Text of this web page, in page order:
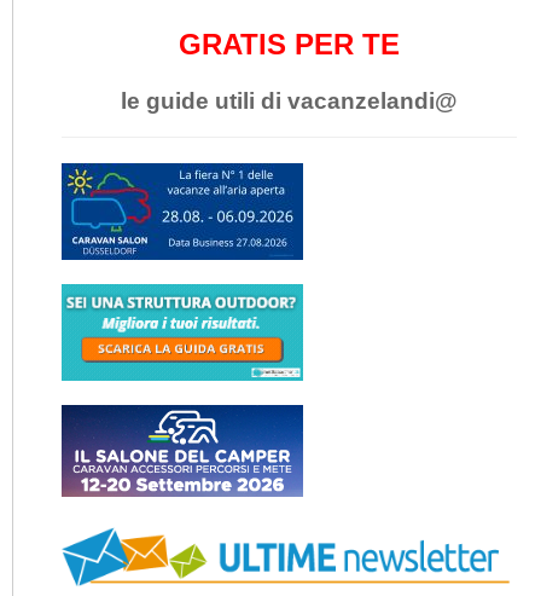
GRATIS PER TE
le guide utili di vacanzelandi@